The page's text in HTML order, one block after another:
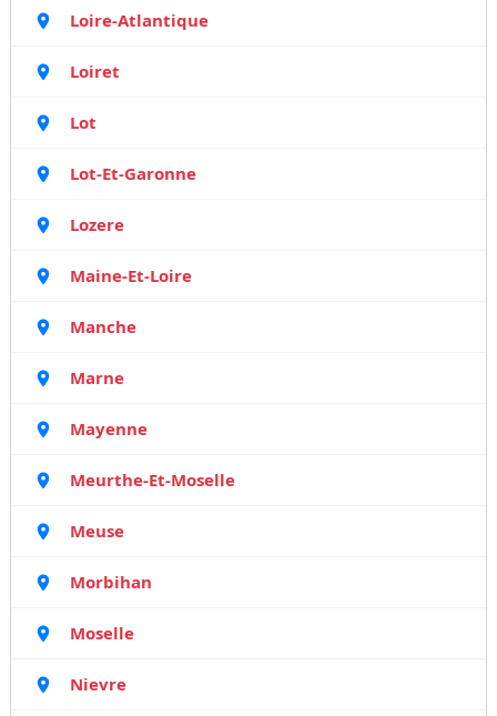
Loire-Atlantique
Loiret
Lot
Lot-Et-Garonne
Lozere
Maine-Et-Loire
Manche
Marne
Mayenne
Meurthe-Et-Moselle
Meuse
Morbihan
Moselle
Nievre